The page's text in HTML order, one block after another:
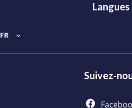
Langues
FR
Suivez-